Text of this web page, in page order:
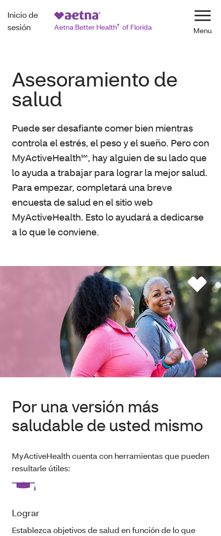
Inicio de
sesión
Aetna Better Health® of Florida
Asesoramiento de
salud
Puede ser desafiante comer bien mientras
controla el estrés, el peso y el sueño. Pero con
MyActiveHealth℠, hay alguien de su lado que
lo ayuda a trabajar para lograr la mejor salud.
Para empezar, completará una breve
encuesta de salud en el sitio web
MyActiveHealth. Esto lo ayudará a dedicarse
a lo que le conviene.
Por una versión más
saludable de usted mismo
MyActiveHealth cuenta con herramientas que pueden
resultarle útiles:
Lograr
Establezca objetivos de salud en función de lo que